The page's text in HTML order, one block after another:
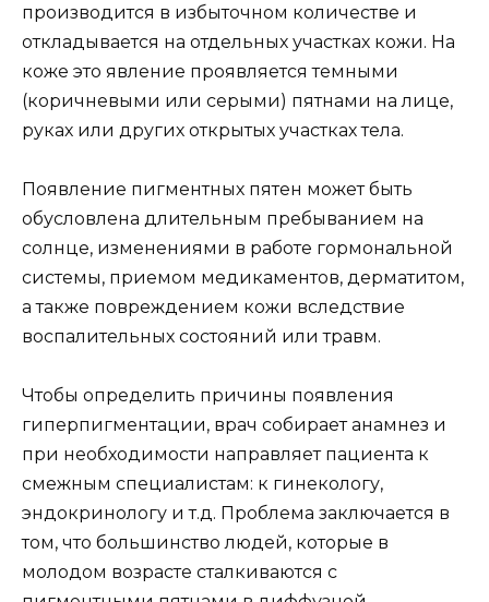
производится в избыточном количестве и
откладывается на отдельных участках кожи. На
коже это явление проявляется темными
(коричневыми или серыми) пятнами на лице,
руках или других открытых участках тела.
Появление пигментных пятен может быть
обусловлена длительным пребыванием на
солнце, изменениями в работе гормональной
системы, приемом медикаментов, дерматитом,
а также повреждением кожи вследствие
воспалительных состояний или травм.
Чтобы определить причины появления
гиперпигментации, врач собирает анамнез и
при необходимости направляет пациента к
смежным специалистам: к гинекологу,
эндокринологу и т.д. Проблема заключается в
том, что большинство людей, которые в
молодом возрасте сталкиваются с